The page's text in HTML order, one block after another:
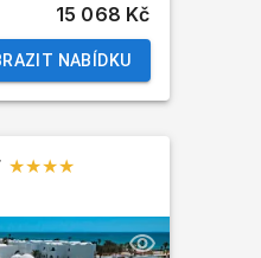
15 068 Kč
NABÍDKU
★★★★